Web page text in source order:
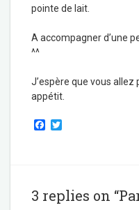
pointe de lait.
A accompagner d’une
^^
J’espère que vous allez
appétit.
F
o
k
r
3 replies on